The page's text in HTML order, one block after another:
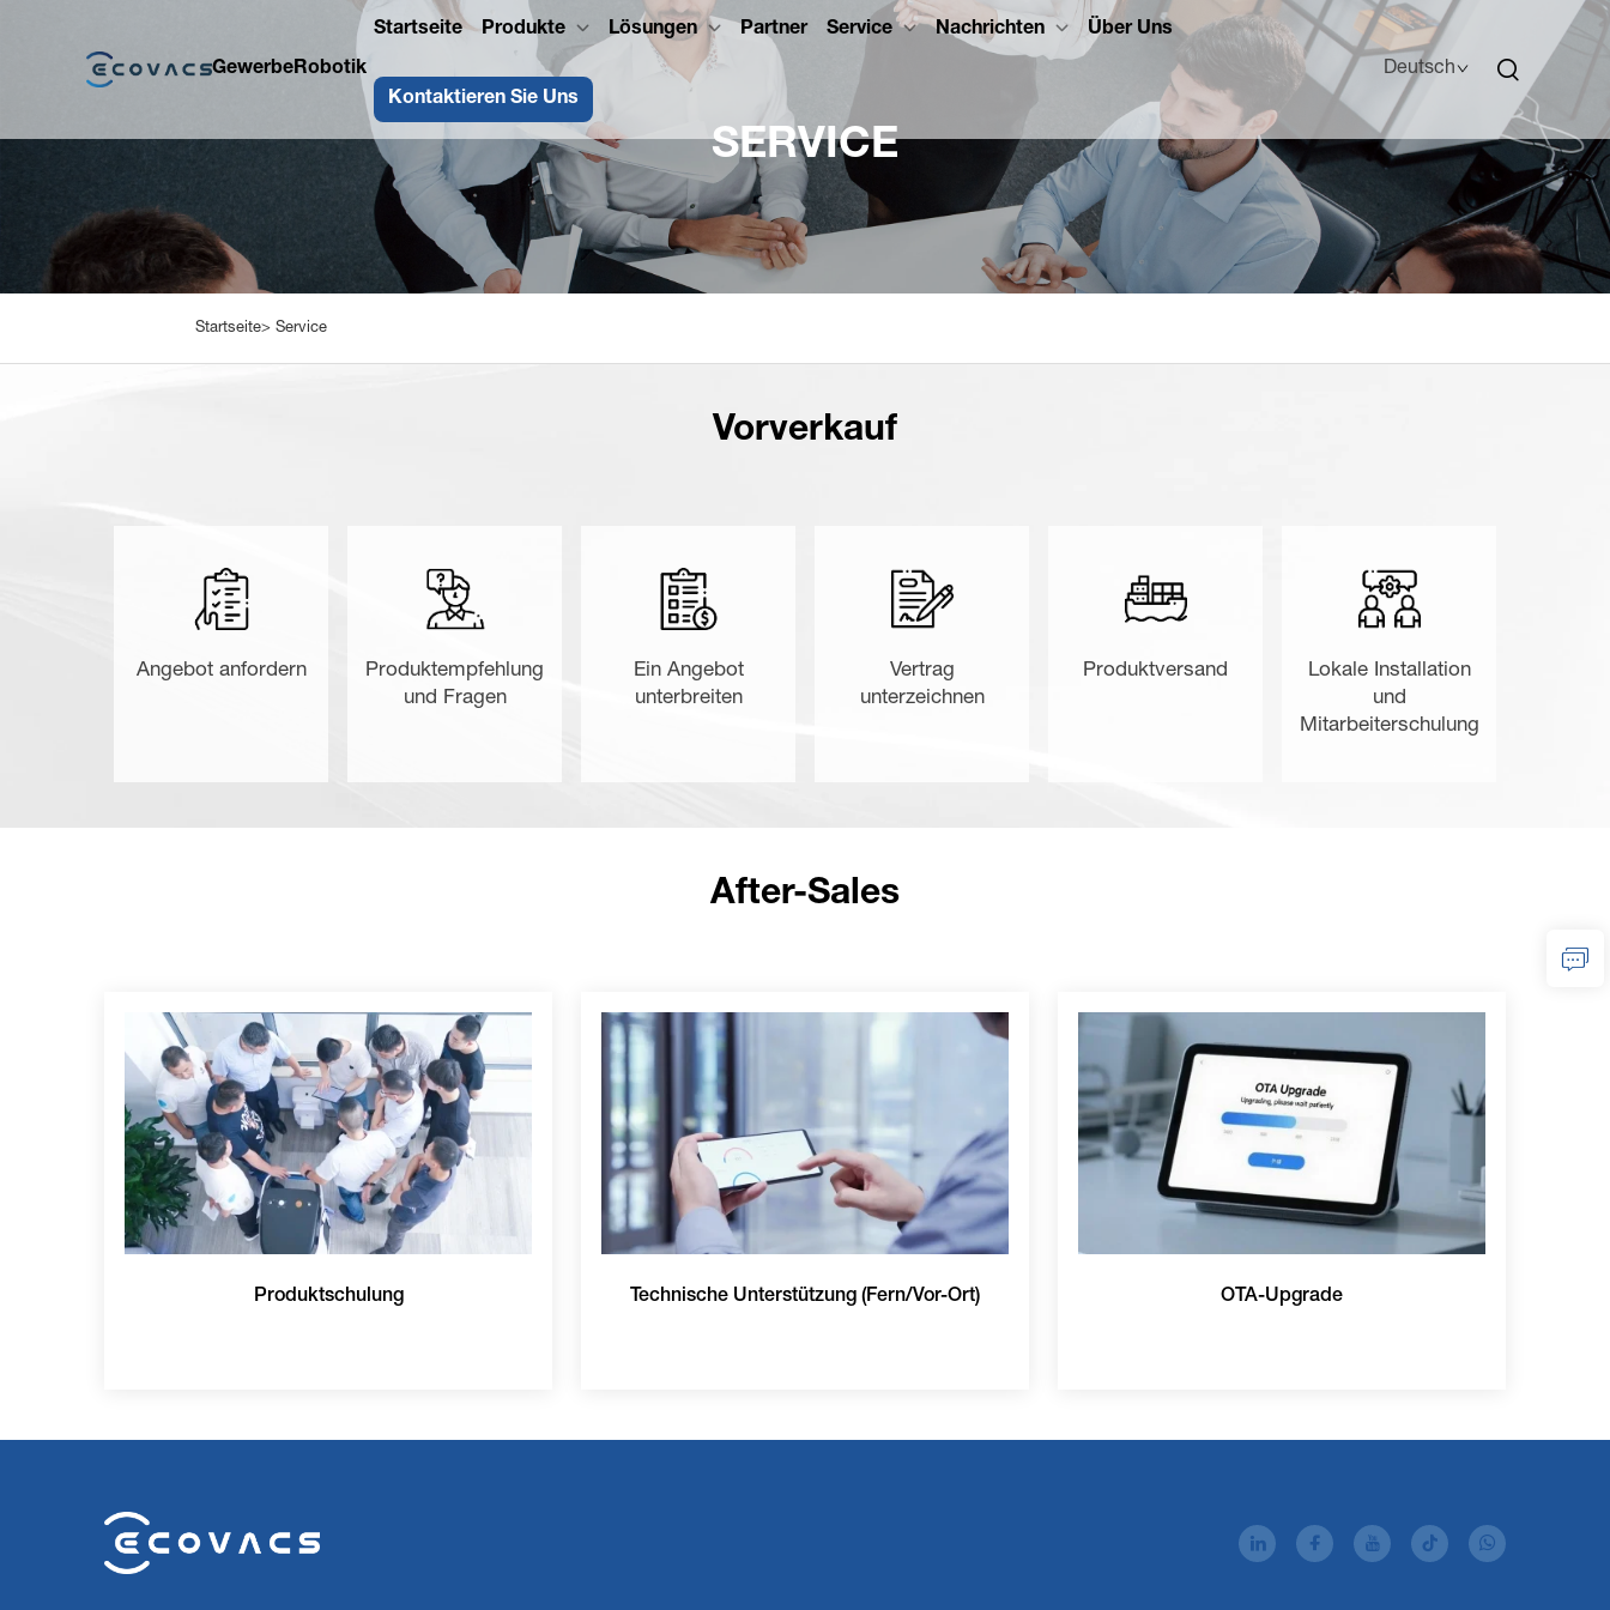
GewerbeRobotik
Startseite Produkte Lösungen Partner Service Nachrichten Über Uns
Kontaktieren Sie Uns
Deutsch
SERVICE
Startseite> Service
Vorverkauf
Angebot anfordern
Produktempfehlung
und Fragen
Ein Angebot
unterbreiten
Vertrag
unterzeichnen
Produktversand
Lokale Installation
und
Mitarbeiterschulung
After-Sales
Produktschulung Technische Unterstützung (Fern/Vor-Ort) OTA-Upgrade